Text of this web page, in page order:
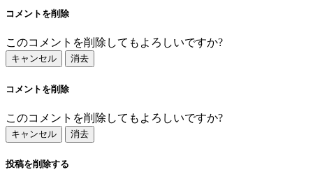
コメントを削除
このコメントを削除してもよろしいですか?
キャンセル 消去
コメントを削除
このコメントを削除してもよろしいですか?
キャンセル 消去
投稿を削除する